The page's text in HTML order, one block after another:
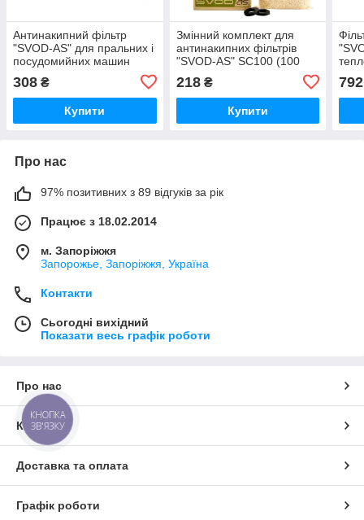
Антинакипний фільтр
"SVOD-AS" для пральних і
посудомийних машин
308 ₴
Купити
Змінний комплект для
антинакипних фільтрів
"SVOD-AS" SC100 (100
218₴
Купити
792
Про нас
97% позитивних з 89 відгуків за рік
Працює з 18.02.2014
м. Запоріжжя
Запорожье, Запоріжжя, Україна
Контакти
Сьогодні вихідний
Показати весь графік роботи
Про нас
Контакти
Доставка та оплата
Графік роботи
КНОПКА
ЗВ'ЯЗКУ